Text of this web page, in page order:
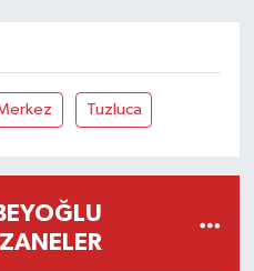
Tuzluca